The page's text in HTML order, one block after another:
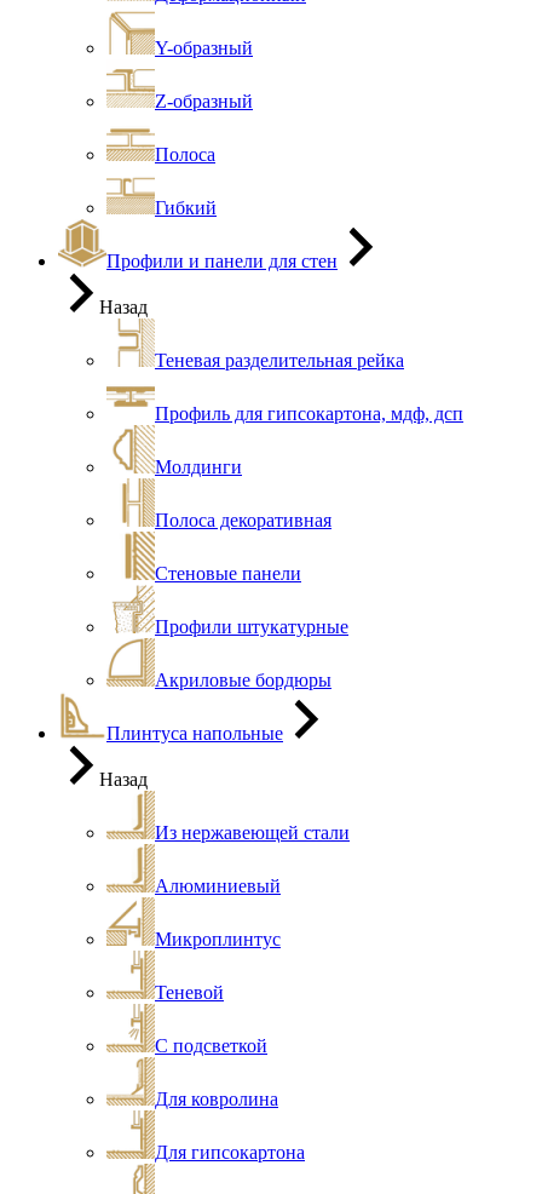
Y-образный
Z-образный
Полоса
Гибкий
Профили и панели для стен
Назад
Теневая разделительная рейка
Профиль для гипсокартона, мдф, дсп
Молдинги
Полоса декоративная
Стеновые панели
Профили штукатурные
Акриловые бордюры
Плинтуса напольные
Назад
Из нержавеющей стали
Алюминиевый
Микроплинтус
Теневой
С подсветкой
Для ковролина
Для гипсокартона